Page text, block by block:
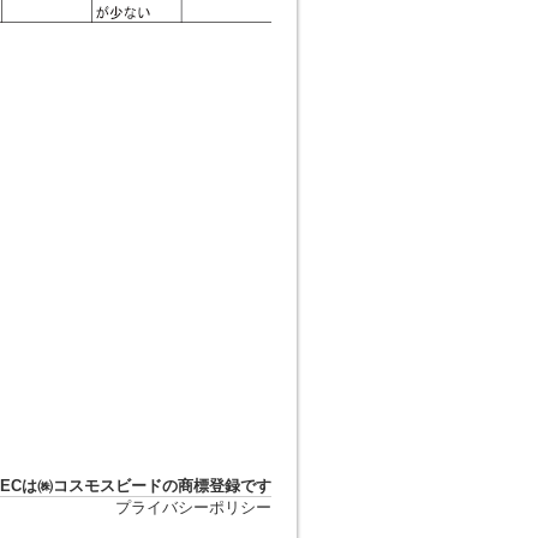
は㈱コスモスビードの商標登録です
プライバシーポリシー